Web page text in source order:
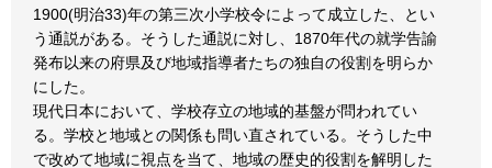
1900(明治33)年の第三次小学校令によって成立した、とい
う通説がある。そうした通説に対し、1870年代の就学告諭
発布以来の府県及び地域指導者たちの独自の役割を明らか
にした。
現代日本において、学校存立の地域的基盤が問われてい
る。学校と地域との関係も問い直されている。そうした中
で改めて地域に視点を当て、地域の歴史的役割を解明した